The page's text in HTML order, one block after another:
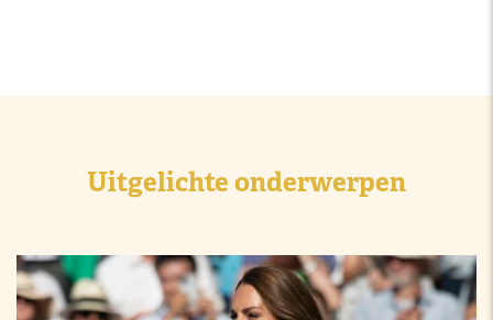
Uitgelichte onderwerpen